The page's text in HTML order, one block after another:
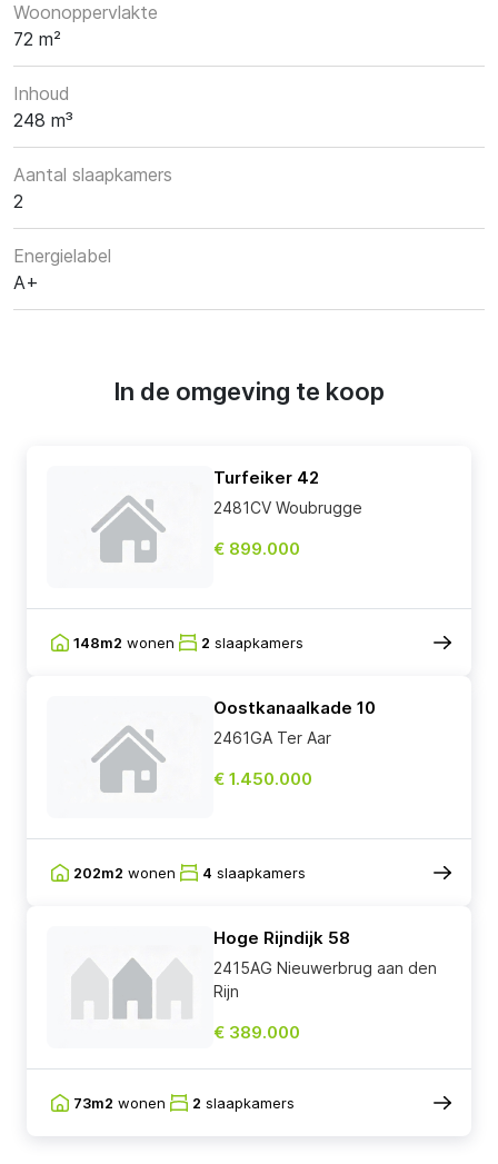
Woonoppervlakte
72 m²
Inhoud
248 m³
Aantal slaapkamers
2
Energielabel
A+
In de omgeving te koop
Turfeiker 42
2481CV Woubrugge
€ 899.000
148m2 wonen 2 slaapkamers
Oostkanaalkade 10
2461GA Ter Aar
€ 1.450.000
202m2 wonen 4 slaapkamers
Hoge Rijndijk 58
2415AG Nieuwerbrug aan den
Rijn
€ 389.000
73m2 wonen 2 slaapkamers